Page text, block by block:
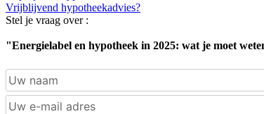
Vrijblijvend hypotheekadvies?
Stel je vraag over :
"Energielabel en hypotheek in 2025: wat je moet